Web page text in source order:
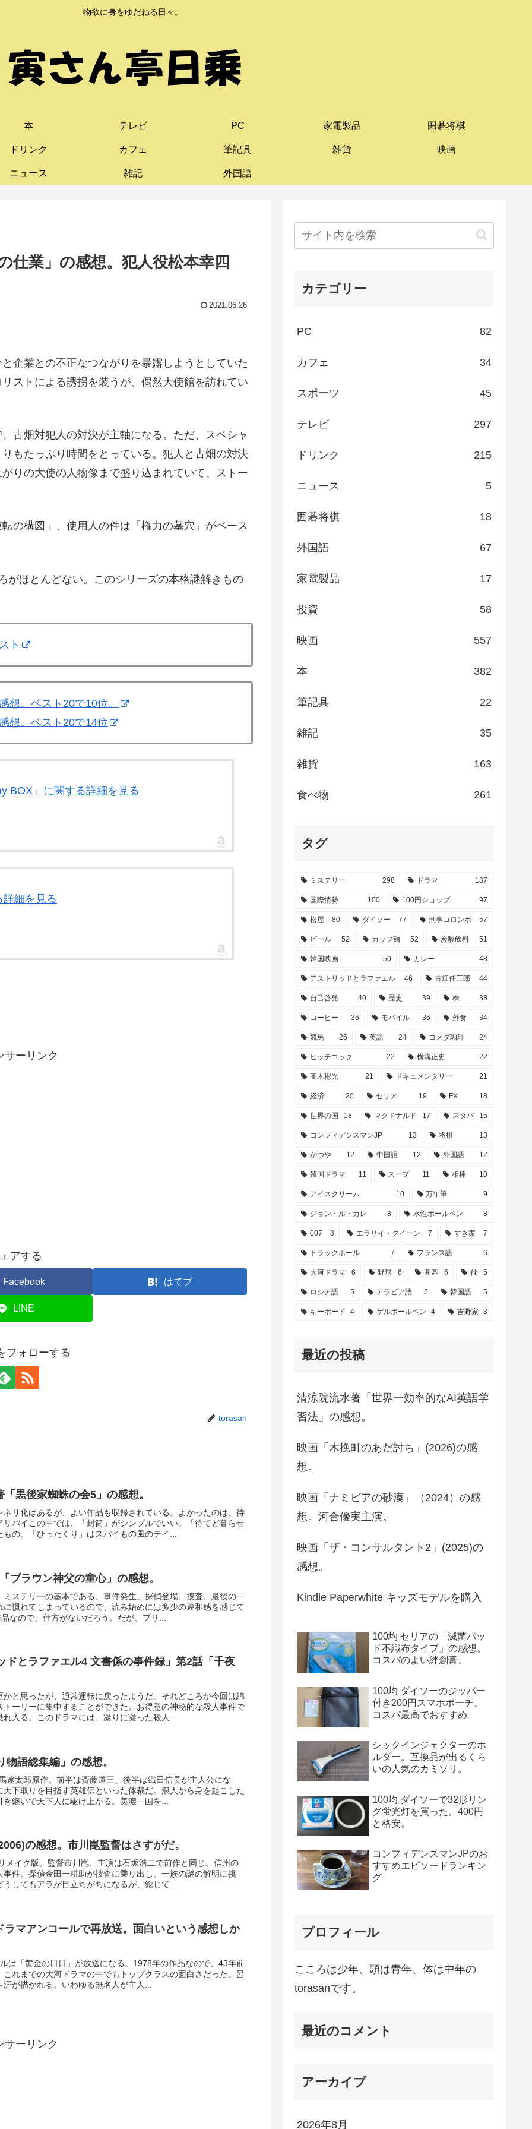
物欲に身をゆだねる日々。
本 テレビ PC 家電製品 囲碁将棋
ドリンク カフェ 筆記具 雑貨 映画
ニュース 雑記 外国語
仕業」の感想。犯人役松本幸四
2021.06.26
企業との不正なつながりを暴露しようとしていた
ストによる誘拐を装うが、偶然大使館を訪れてい
古畑対犯人の対決が主軸になる。ただ、スペシャ
もたっぷり時間をとっている。犯人と古畑の対決
りの大使の人物像まで盛り込まれていて、ストー
の構図」、使用人の件は「権力の墓穴」がベース
がほとんどない。このシリーズの本格謎解きもの
ト
想。ベスト20で10位。
想。ベスト20で14位
BOX」に関する詳細を見る
細を見る
サーリンク
アする
Facebook はてブ
LINE
フォローする
torasan
黒後家蜘蛛の会5」の感想。
リ化はあるが、よい作品も収録されている。よかったのは、待
バイこの中では、「封筒」がシンプルでいい。「待てど暮らせ
の。「ひったくり」はスパイもの風のテイ...
ブラウン神父の童心」の感想。
ステリーの基本である、事件発生、探偵登場、捜査、最後の一
慣れてしまっているので、読み始めには多少の違和感を感じて
なので、仕方がないだろう。だが、プリ...
ドとラファエル4 文書係の事件録」第2話「千夜
と思ったが、通常運転に戻ったようだ。それどころか今回は綿
ーリーに集中することができた。お得意の神秘的な殺人事件で
入る。このドラマには、凝りに凝った殺人...
語総集編」の感想。
遼太郎原作。前半は斎藤道三、後半は織田信長が主人公にな
下取りを目指す英雄伝といった体裁だ。浪人から身を起こした
継いで天下人に駆け上がる。美濃一国を...
の感想。市川崑監督はさすがだ。
メイク版。監督市川崑、主演は石坂浩二で前作と同じ。信州の
件。探偵金田一耕助が捜査に乗り出し、一族の謎の解明に挑
してもアラが目立ちがちになるが、総じて...
ラマアンコールで再放送。面白いという感想しか
は「黄金の日日」が放送になる。1978年の作品なので、43年前
れまでの大河ドラマの中でもトップクラスの面白さだった。呂
が描かれる。いわゆる無名人が主人...
サーリンク
カテゴリー
PC 82
カフェ 34
スポーツ 45
テレビ 297
ドリンク 215
ニュース 5
囲碁将棋 18
外国語 67
家電製品 17
投資 58
映画 557
本 382
筆記具 22
雑記 35
雑貨 163
食べ物 261
タグ
ミステリー 298 ドラマ 187
国際情勢 100 100円ショップ 97
松屋 80 ダイソー 77 刑事コロンボ 57
ビール 52 カップ麺 52 炭酸飲料 51
韓国映画 50 カレー 48
アストリッドとラファエル 46 古畑任三郎 44
自己啓発 40 歴史 39 株 38
コーヒー 36 モバイル 36 外食 34
競馬 26 英語 24 コメダ珈琲 24
ヒッチコック 22 横溝正史 22
高木彬光 21 ドキュメンタリー 21
経済 20 セリア 19 FX 18
世界の国 18 マクドナルド 17 スタバ 15
コンフィデンスマンJP 13 将棋 13
かつや 12 中国語 12 外国語 12
韓国ドラマ 11 スープ 11 相棒 10
アイスクリーム 10 万年筆 9
ジョン・ル・カレ 8 水性ボールペン 8
007 8 エラリイ・クイーン 7 すき家 7
トラックボール 7 フランス語 6
大河ドラマ 6 野球 6 囲碁 6 靴 5
ロシア語 5 アラビア語 5 韓国語 5
キーボード 4 ゲルボールペン 4 吉野家 3
最近の投稿
清涼院流水著「世界一効率的なAI英語学
習法」の感想。
映画「木挽町のあだ討ち」(2026)の感
想。
映画「ナミビアの砂漠」（2024）の感
想。河合優実主演。
映画「ザ・コンサルタント2」(2025)の
感想。
Kindle Paperwhite キッズモデルを購入
100均 セリアの「滅菌パッ
ド不織布タイプ」の感想。
コスパのよい絆創膏。
100均 ダイソーのジッパー
付き200円スマホポーチ。
コスパ最高でおすすめ。
シックインジェクターのホ
ルダー。互換品が出るくら
いの人気のカミソリ。
100均 ダイソーで32形リン
グ蛍光灯を買った。400円
と格安。
コンフィデンスマンJPのお
すすめエピソードランキン
グ
プロフィール
こころは少年、頭は青年、体は中年の
torasanです。
最近のコメント
アーカイブ
2026年8月